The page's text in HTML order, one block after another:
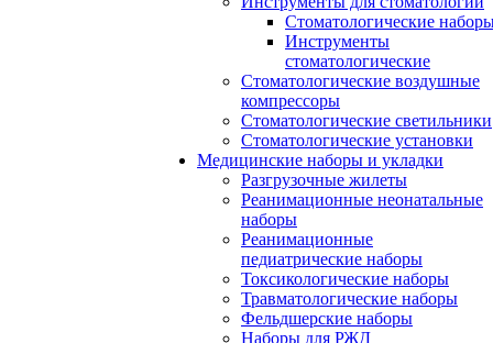
Стоматологические
Инструменты
стоматологические
Стоматологические воздушные
компрессоры
Стоматологические светильники
Стоматологические установки
Медицинские наборы и укладки
Разгрузочные жилеты
Реанимационные неонатальные
наборы
Реанимационные
педиатрические наборы
Токсикологические наборы
Травматологические наборы
Фельдшерские наборы
Наборы для РЖД